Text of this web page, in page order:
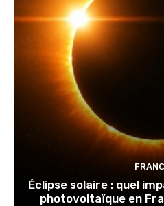
Éclipse solaire : quel
photovoltaïque en